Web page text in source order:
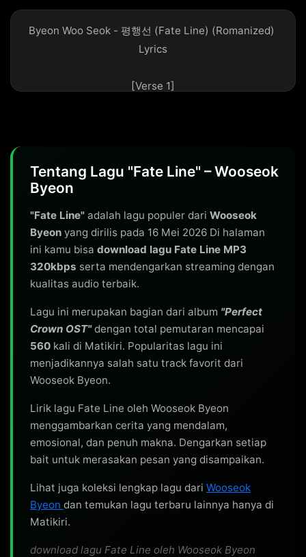
Byeon Woo Seok - 평행선 (Fate Line) (Romanized)
Lyrics
[Verse 1]
Naegero beonjyeowa
[Chorus]
I always find my way to you
Japil deut sarajin sungan sogeseodo
Joyonghi nareul ikkeuneun geon
Neoyeotdaneun geol
Urineun eonjena seororeul hyanghaewatdan geol
Pyeonghaengseoncheoreom
Meolli itdeon urin
Baraejin gieok dwie
Saegyeojyeo inneun ireumcheoreom
Daeul su eopsi apado
Eotteon naredo eonjerado
Gyeolguk neoyeosseunikka
[Chorus]
Tentang Lagu "Fate Line" – Wooseok
Byeon
"Fate Line" adalah lagu populer dari Wooseok
Byeon yang dirilis pada 16 Mei 2026 Di halaman
ini kamu bisa download lagu Fate Line MP3
320kbps serta mendengarkan streaming dengan
kualitas audio terbaik.
Lagu ini merupakan bagian dari album "Perfect
Crown OST"dengan total pemutaran mencapai
560 kali di Matikiri. Popularitas lagu ini
menjadikannya salah satu track favorit dari
Wooseok Byeon.
Lirik lagu Fate Line oleh Wooseok Byeon
menggambarkan cerita yang mendalam,
emosional, dan penuh makna. Dengarkan setiap
bait untuk merasakan pesan yang disampaikan.
Lihat juga koleksi lengkap lagu dari Wooseok
Byeon dan temukan lagu terbaru lainnya hanya di
Matikiri.
download lagu Fate Line oleh Wooseok Byeon